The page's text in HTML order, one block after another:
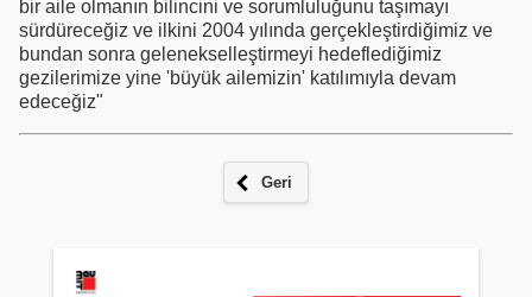
bir aile olmanın bilincini ve sorumluluğunu taşımayı
sürdüreceğiz ve ilkini 2004 yılında gerçekleştirdiğimiz ve
bundan sonra gelenekselleştirmeyi hedeflediğimiz
gezilerimize yine 'büyük ailemizin' katılımıyla devam
edeceğiz"
Geri